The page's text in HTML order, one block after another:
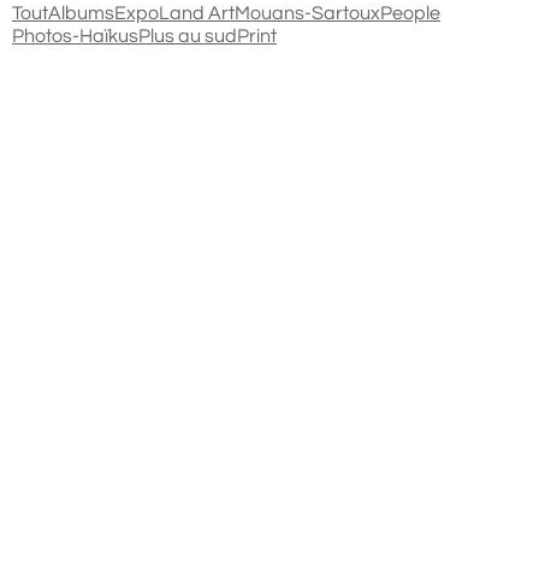
ToutAlbumsExpoLand ArtMouans-SartouxPeople
Photos-HaïkusPlus au sudPrint